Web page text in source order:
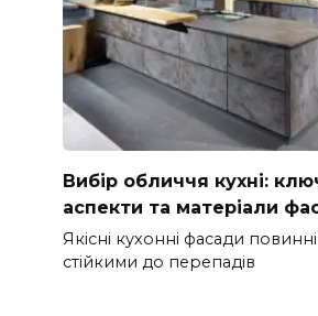
Вибір обличчя кухні:
аспекти та матеріали
Якісні кухонні фасади
стійкими до перепадів